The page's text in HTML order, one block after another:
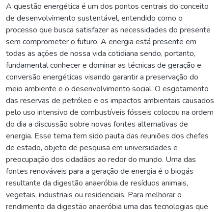
A questão energética é um dos pontos centrais do conceito
de desenvolvimento sustentável, entendido como o
processo que busca satisfazer as necessidades do presente
sem comprometer o futuro. A energia está presente em
todas as ações de nossa vida cotidiana sendo, portanto,
fundamental conhecer e dominar as técnicas de geração e
conversão energéticas visando garantir a preservação do
meio ambiente e o desenvolvimento social. O esgotamento
das reservas de petróleo e os impactos ambientais causados
pelo uso intensivo de combustíveis fósseis colocou na ordem
do dia a discussão sobre novas fontes alternativas de
energia. Esse tema tem sido pauta das reuniões dos chefes
de estado, objeto de pesquisa em universidades e
preocupação dos cidadãos ao redor do mundo. Uma das
fontes renováveis para a geração de energia é o biogás
resultante da digestão anaeróbia de resíduos animais,
vegetais, industriais ou residenciais. Para melhorar o
rendimento da digestão anaeróbia uma das tecnologias que